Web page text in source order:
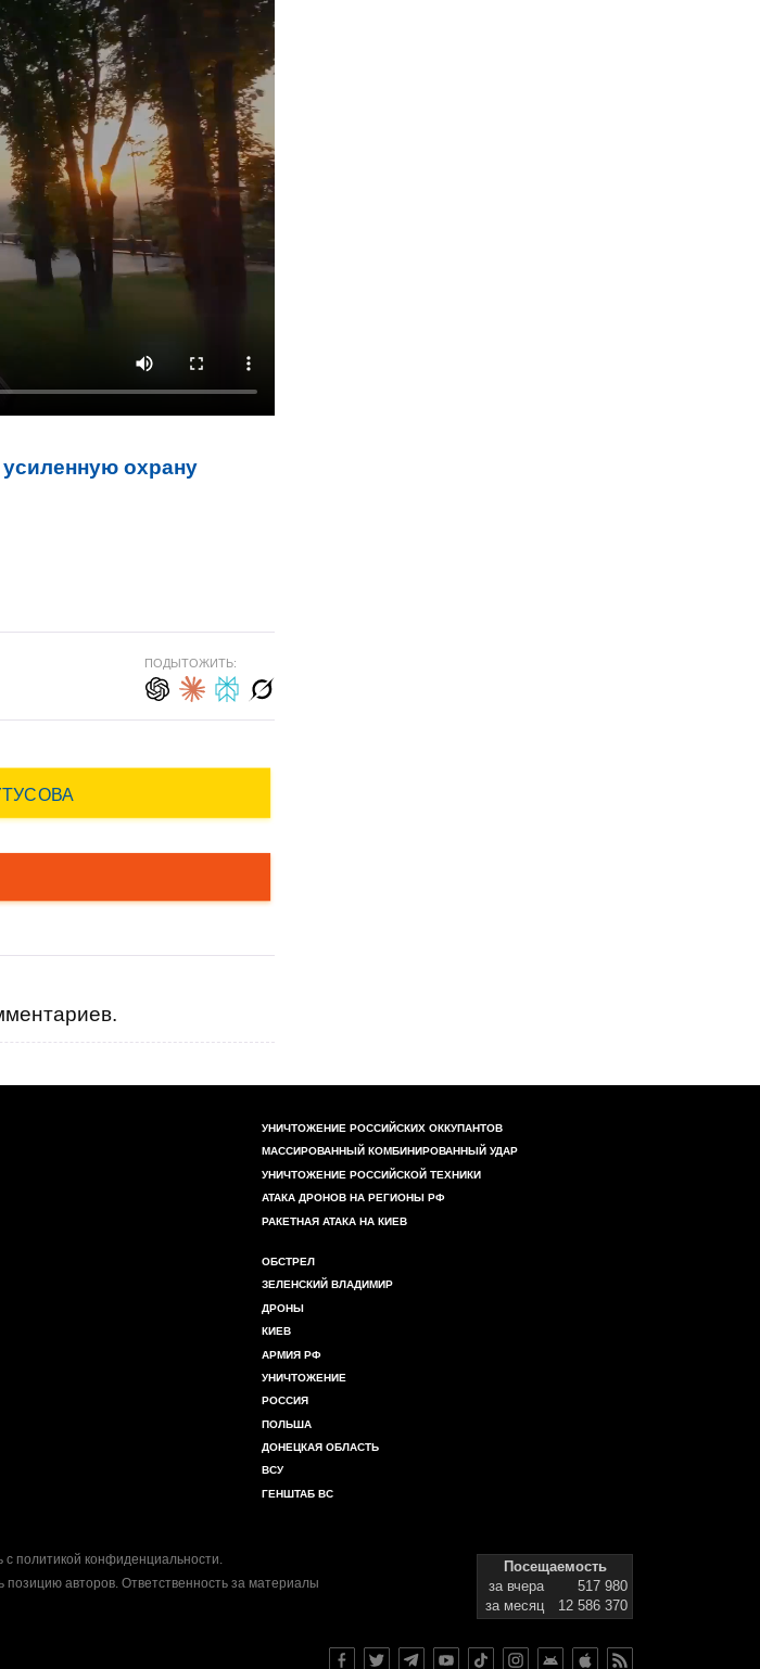
охрану
ПОДЫТОЖИТЬ:
УНИЧТОЖЕНИЕ РОССИЙСКИХ ОККУПАНТОВ
МАССИРОВАННЫЙ КОМБИНИРОВАННЫЙ УДАР
УНИЧТОЖЕНИЕ РОССИЙСКОЙ ТЕХНИКИ
АТАКА ДРОНОВ НА РЕГИОНЫ РФ
РАКЕТНАЯ АТАКА НА КИЕВ
ОБСТРЕЛ
ЗЕЛЕНСКИЙ ВЛАДИМИР
ДРОНЫ
КИЕВ
АРМИЯ РФ
УНИЧТОЖЕНИЕ
РОССИЯ
ПОЛЬША
ДОНЕЦКАЯ ОБЛАСТЬ
ВСУ
ГЕНШТАБ ВС
с политикой конфиденциальности.
авторов. Ответственность за материалы
Посещаемость
за вчера
517 980
за месяц
12 586 370